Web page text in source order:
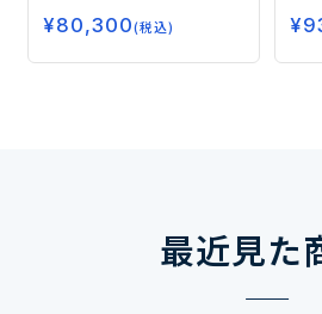
¥80,300(税込) ¥
最近見た